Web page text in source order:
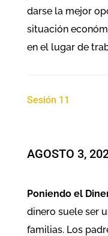
darse la mejor
situación
en el lugar de
Sesión 11
AGOSTO 3,
Poniendo el
dinero suele ser
familias. Los